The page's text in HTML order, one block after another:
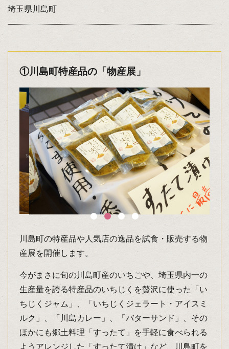
埼玉県川島町
①川島町特産品の「物産展」
川島町の特産品や人気店の逸品を試食・販売する物
産展を開催します。
今がまさに旬の川島町産のいちごや、埼玉県内一の
生産量を誇る特産品のいちじくを贅沢に使った「い
ちじくジャム」、「いちじくジェラート・アイスミ
ルク」、「川島カレー」、「バターサンド」、その
ほかにも郷土料理「すったて」を手軽に食べられる
ようアレンジした「すったて漬け」など、川島町を